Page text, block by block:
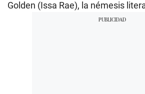
Golden (Issa Rae), la némesis